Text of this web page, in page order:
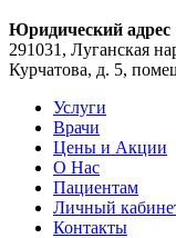
Юридический адрес
291031, Луганская
Курчатова, д. 5,
Услуги
Врачи
Цены и Акции
О Нас
Пациентам
Личный
Контакты